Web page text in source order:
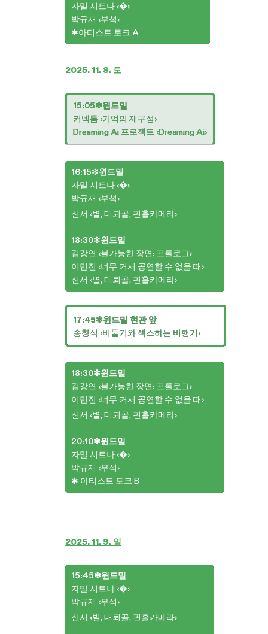
자밀 시트나 ‹�›
박규재 ‹부석›
✱아티스트 토크 A
2025. 11. 8. 토
15:05❇︎윈드밀
커넥톰 ‹기억의 재구성›
Dreaming Ai 프로젝트 ‹Dreaming Ai›
16:15❇︎윈드밀
자밀 시트나 ‹�›
박규재 ‹부석›
신서 ‹별, 대퇴골, 핀홀카메라›
18:30❇︎윈드밀
김강연 ‹불가능한 장면: 프롤로그›
이민진 ‹너무 커서 공연할 수 없을 때›
신서 ‹별, 대퇴골, 핀홀카메라›
17:45❇︎윈드밀 현관 앞
송창식 ‹비둘기와 섹스하는 비행기›
18:30❇︎윈드밀
김강연 ‹불가능한 장면: 프롤로그›
이민진 ‹너무 커서 공연할 수 없을 때›
신서 ‹별, 대퇴골, 핀홀카메라›
20:10❇︎윈드밀
자밀 시트나 ‹�›
박규재 ‹부석›
✱ 아티스트 토크 B
2025. 11. 9. 일
15:45❇︎윈드밀
자밀 시트나 ‹�›
박규재 ‹부석›
신서 ‹별, 대퇴골, 핀홀카메라›